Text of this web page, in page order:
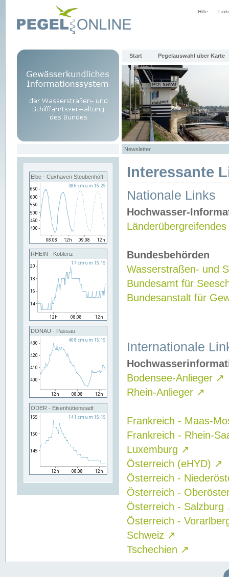
Hilfe
Start Pegelauswahl über Karte
Newsletter
Elbe - Cuxhaven Steubenhöft
RHEIN - Koblenz
DONAU - Passau
ODER - Eisenhüttenstadt
Interessante
Nationale Links
Hochwasser-
Bundesbehörden
Wasserstraßen- und
Bundesamt für
Bundesanstalt für
Internationale
Bodensee-Anlieger ↗
Rhein-Anlieger ↗
Frankreich - Maas-
Frankreich - Rhein-
Luxemburg ↗
Österreich (eHYD) ↗
Österreich -
Österreich -
Österreich - Salzburg
Österreich -
Schweiz ↗
Tschechien ↗